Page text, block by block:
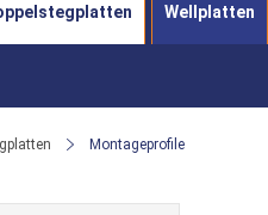
Wellplatten
Montageprofile